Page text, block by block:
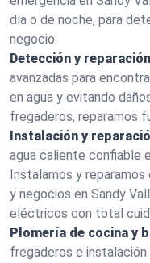
día o de noche, para
negocio.
Detección y
avanzadas para
en agua y evitando
fregaderos, reparamos
Instalación y
agua caliente confiable
Instalamos y reparamos
y negocios en Sandy
eléctricos con total
Plomería de cocina y
fregaderos e